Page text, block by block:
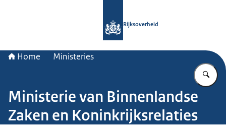
Rijksoverheid
Home Ministeries
Ministerie van Binnenlandse
Zaken en Koninkrijksrelaties